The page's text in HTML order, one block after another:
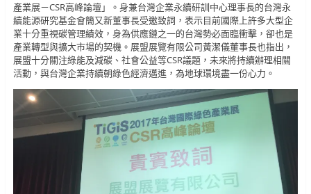
產業展－CSR高峰論壇」。身兼台灣企業永續研訓中心理事長的台灣永
續能源研究基金會簡又新董事長受邀致詞，表示目前國際上許多大型企
業十分重視碳管理績效，身為供應鏈之一的台灣勢必面臨衝擊，卻也是
產業轉型與擴大市場的契機。展盟展覽有限公司黃潔儀董事長也指出，
展盟十分關注綠能及減碳、社會公益等CSR議題，未來將持續辦理相關
活動，與台灣企業持續朝綠色經濟邁進，為地球環境盡一份心力。